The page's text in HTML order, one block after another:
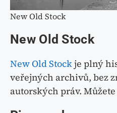
New Old Stock
New Old Stock
New Old Stockje plný
veřejných archivů, bez
autorských práv.